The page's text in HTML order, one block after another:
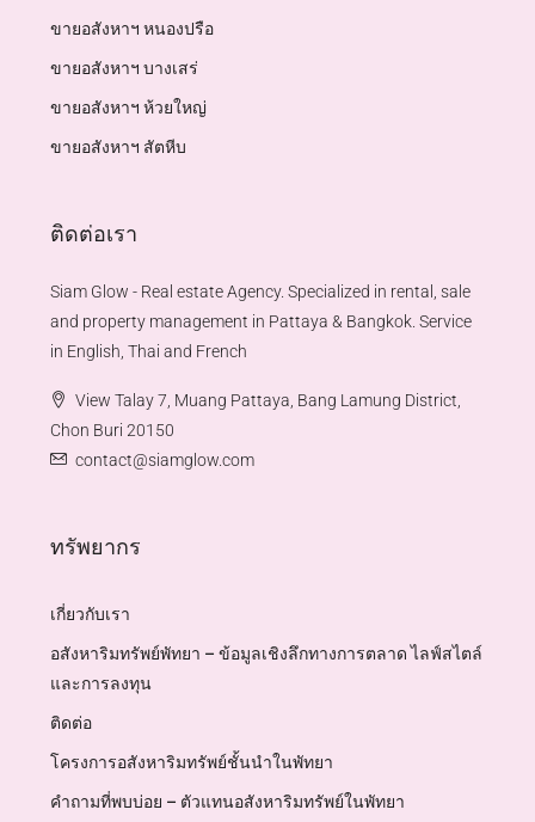
ขายอสังหาฯ หนองปรือ
ขายอสังหาฯ บางเสร่
ขายอสังหาฯ ห้วยใหญ่
ขายอสังหาฯ สัตหีบ
ติดต่อเรา
Siam Glow - Real estate Agency. Specialized in rental, sale
and property management in Pattaya & Bangkok. Service
in English, Thai and French
View Talay 7, Muang Pattaya, Bang Lamung District,
Chon Buri 20150
contact@siamglow.com
ทรัพยากร
เกี่ยวกับเรา
อสังหาริมทรัพย์พัทยา – ข้อมูลเชิงลึกทางการตลาด ไลฟ์สไตล์
และการลงทุน
ติดต่อ
โครงการอสังหาริมทรัพย์ชั้นนำในพัทยา
คำถามที่พบบ่อย – ตัวแทนอสังหาริมทรัพย์ในพัทยา